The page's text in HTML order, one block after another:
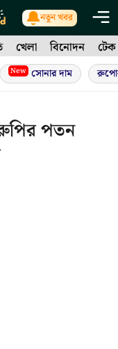
নতুন খবর
খেলা বিনোদন টেক
New সোনার দাম
পতন